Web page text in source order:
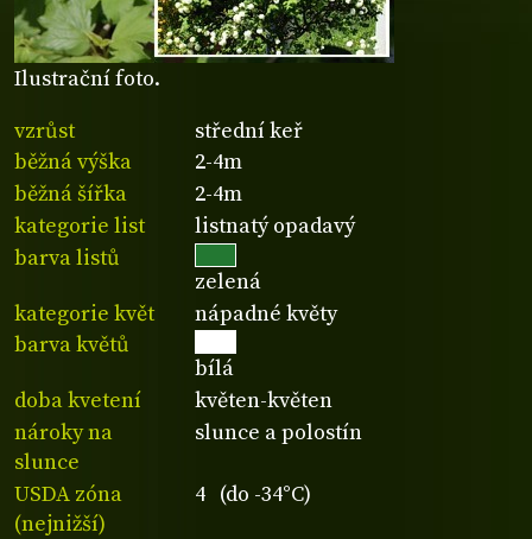
Ilustrační foto.
vzrůst
střední keř
běžná výška
2-4m
běžná šířka
2-4m
kategorie list
listnatý opadavý
barva listů
zelená
kategorie květ
nápadné květy
barva květů
bílá
doba kvetení
květen-květen
nároky na
slunce
slunce a polostín
USDA zóna
(nejnižší)
4 (do -34°C)